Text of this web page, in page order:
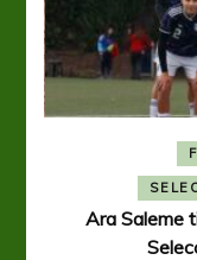
Ara Saleme